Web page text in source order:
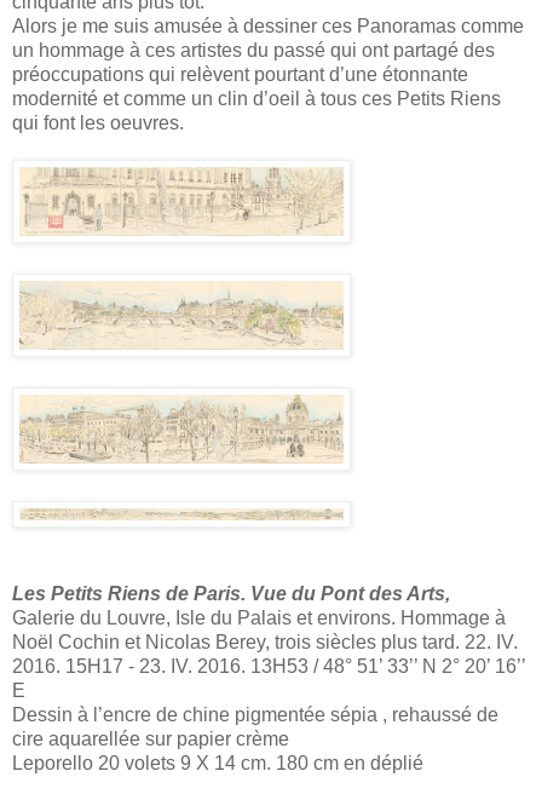
Alors je me suis amusée à dessiner ces Panoramas comme
un hommage à ces artistes du passé qui ont partagé des
préoccupations qui relèvent pourtant d’une étonnante
modernité et comme un clin d’oeil à tous ces Petits Riens
qui font les oeuvres.
Les Petits Riens de Paris. Vue du Pont des Arts,
Galerie du Louvre, Isle du Palais et environs. Hommage à
Noël Cochin et Nicolas Berey, trois siècles plus tard. 22. IV.
2016. 15H17 - 23. IV. 2016. 13H53 / 48° 51’ 33’’ N 2° 20’ 16’’
E
Dessin à l’encre de chine pigmentée sépia , rehaussé de
cire aquarellée sur papier crème
Leporello 20 volets 9 X 14 cm. 180 cm en déplié